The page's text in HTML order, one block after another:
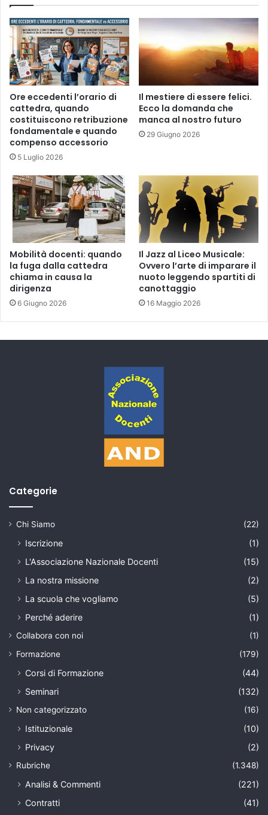
Ore eccedenti l’orario di
cattedra, quando
costituiscono retribuzione
fondamentale e quando
compenso accessorio
5 Luglio 2026
Il mestiere di essere felici.
Ecco la domanda che
manca al nostro futuro
29 Giugno 2026
Mobilità docenti: quando
la fuga dalla cattedra
chiama in causa la
dirigenza
6 Giugno 2026
Il Jazz al Liceo Musicale:
Ovvero l’arte di imparare il
nuoto leggendo spartiti di
canottaggio
16 Maggio 2026
Categorie
Chi Siamo (22)
Iscrizione
(1)
L'Associazione Nazionale Docenti
(15)
La nostra missione
(2)
La scuola che vogliamo
(5)
Perché aderire
(1)
Collabora con noi
(1)
Formazione
(179)
Corsi di Formazione
(44)
Seminari
(132)
Non categorizzato (16)
Istituzionale
(10)
Privacy
(2)
Rubriche (1.348)
Analisi & Commenti
(221)
Contratti
(41)